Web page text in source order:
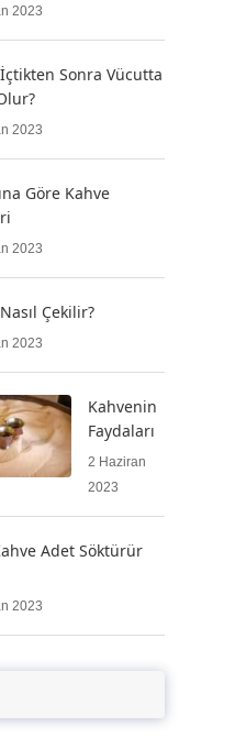
2023
Sonra Vücutta
2023
Göre Kahve
2023
Çekilir?
2023
Kahvenin
Faydaları
2 Haziran
2023
Adet Söktürür
2023